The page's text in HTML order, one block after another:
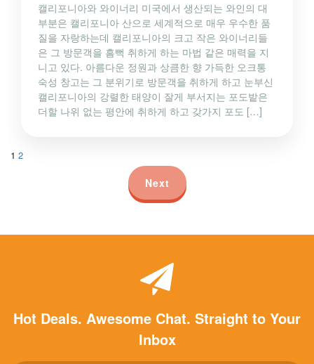
캘리포니아와 와이너리 미국에서 생산되는 와인의 대
부분은 캘리포니아 산으로 세계적으로 매우 우수한 품
질을 자랑하는데 캘리포니아의 크고 작은 와이너리들
은 그 방문객을 흠뻑 취하게 하는 마법 같은 매력을 지
니고 있다. 아름다운 정원과 상큼한 향 가득한 오크통
숙성 창고는 그 분위기로 방문객을 취하게 하고 눈부신
캘리포니아의 강렬한 태양이 잘게 부서지는 포도밭은
더할 나위 없는 평안에 취하게 하고 갖가지 포도 […]
1 2
Next
Hot Deals. Awesome Chat. Straight to Your
Inbox